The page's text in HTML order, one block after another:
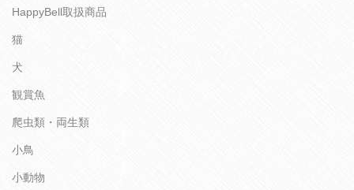
HappyBell取扱商品
猫
犬
観賞魚
爬虫類・両生類
小鳥
小動物